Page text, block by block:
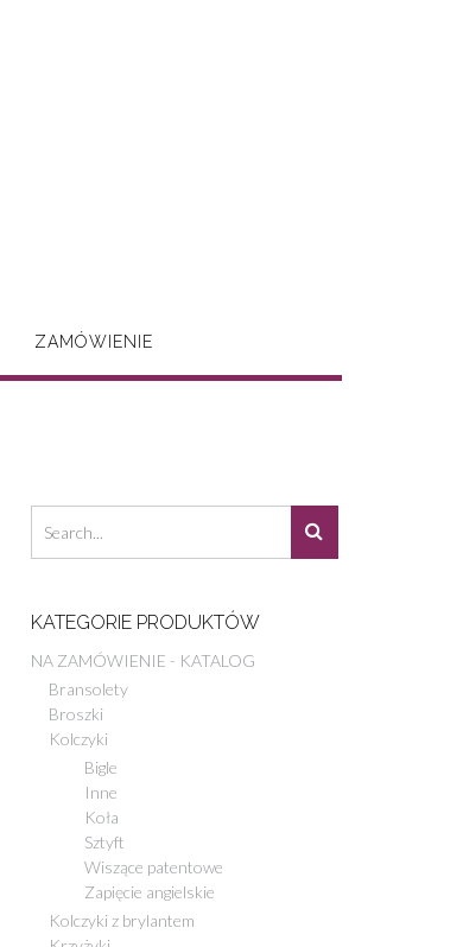
ZAMÓWIENIE
KATEGORIE PRODUKTÓW
NA ZAMÓWIENIE - KATALOG
Bransolety
Broszki
Kolczyki
Bigle
Inne
Koła
Sztyft
Wiszące patentowe
Zapięcie angielskie
Kolczyki z brylantem